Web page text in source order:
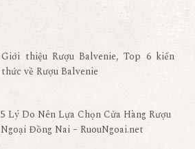
Giới thiệu Rượu Balvenie, Top 6 kiến
thức về Rượu Balvenie
5 Lý Do Nên Lựa Chọn Cửa Hàng Rượu
Ngoại Đồng Nai – RuouNgoai.net